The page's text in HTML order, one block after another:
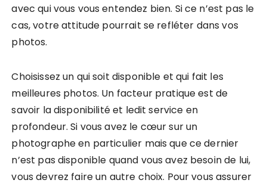
avec qui vous vous entendez bien. Si ce n’est pas le
cas, votre attitude pourrait se refléter dans vos
photos.
Choisissez un qui soit disponible et qui fait les
meilleures photos. Un facteur pratique est de
savoir la disponibilité et ledit service en
profondeur. Si vous avez le cœur sur un
photographe en particulier mais que ce dernier
n’est pas disponible quand vous avez besoin de lui,
vous devrez faire un autre choix. Pour vous assurer